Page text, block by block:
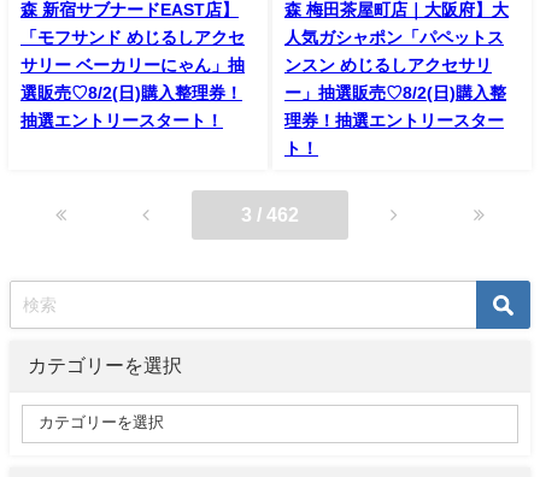
森 新宿サブナードEAST店】
「モフサンド めじるしアクセ
サリー ベーカリーにゃん」抽
選販売♡8/2(日)購入整理券！
抽選エントリースタート！
森 梅田茶屋町店｜大阪府】大
人気ガシャポン「パペットス
ンスン めじるしアクセサリ
ー」抽選販売♡8/2(日)購入整
理券！抽選エントリースター
ト！
3 / 462
カテゴリーを選択